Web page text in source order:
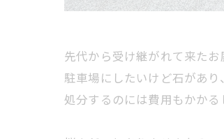
先代から受け継がれて来たお
駐車場にしたいけど石があり
処分するのには費用もかかる